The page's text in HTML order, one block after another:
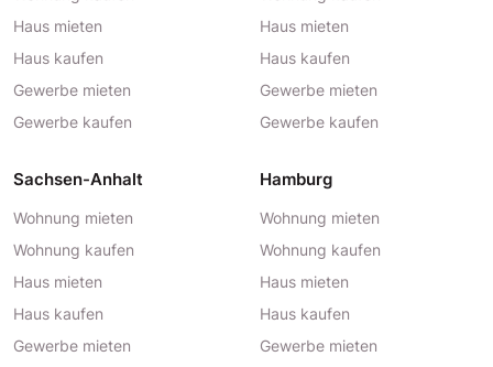
Haus mieten
Haus kaufen
Gewerbe mieten
Gewerbe kaufen
Haus mieten
Haus kaufen
Gewerbe mieten
Gewerbe kaufen
Sachsen-Anhalt
Wohnung mieten
Wohnung kaufen
Haus mieten
Haus kaufen
Gewerbe mieten
Hamburg
Wohnung mieten
Wohnung kaufen
Haus mieten
Haus kaufen
Gewerbe mieten